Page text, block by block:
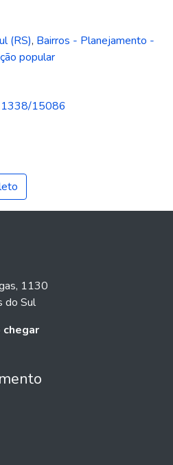
(RS), Bairros - Planejamento -
popular
15086
1130
do Sul
chegar